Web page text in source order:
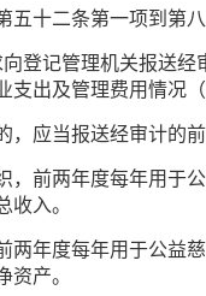
五十二条第一项到第
向登记管理机关报送
支出及管理费用情况
，应当报送经审计的
，前两年度每年用于
收入。
两年度每年用于公益
资产。